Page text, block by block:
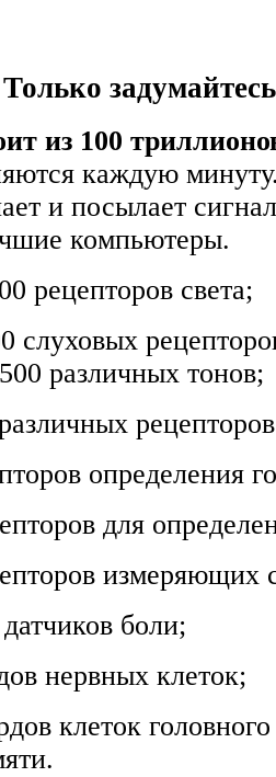
Только
из 100
каждую
и посылает
компьютеры.
рецепторов света;
слуховых
различных тонов;
определения
для
измеряющих
боли;
нервных клеток;
клеток